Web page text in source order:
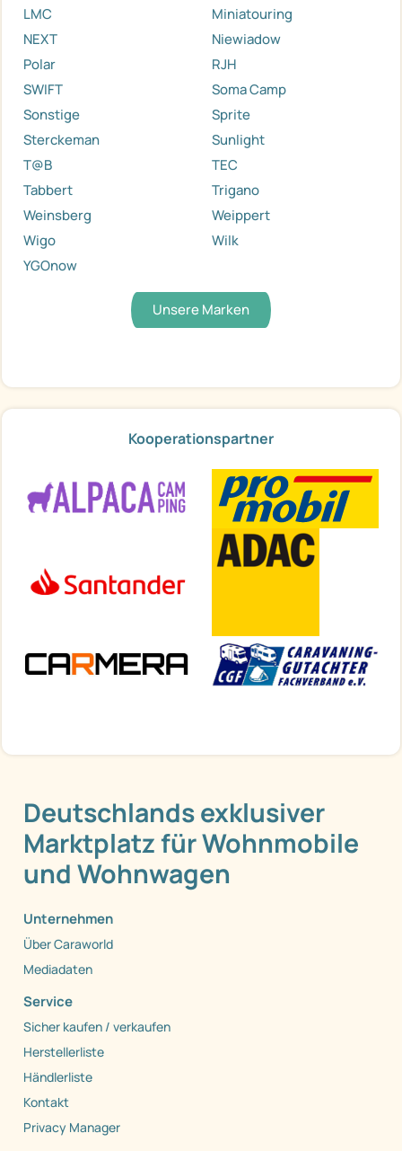
LMC
Miniatouring
NEXT
Niewiadow
Polar
RJH
SWIFT
Soma Camp
Sonstige
Sprite
Sterckeman
Sunlight
T@B
TEC
Tabbert
Trigano
Weinsberg
Weippert
Wigo
Wilk
YGOnow
Unsere Marken
Kooperationspartner
Deutschlands exklusiver
Marktplatz für Wohnmobile
und Wohnwagen
Unternehmen
Über Caraworld
Mediadaten
Service
Sicher kaufen / verkaufen
Herstellerliste
Händlerliste
Kontakt
Privacy Manager